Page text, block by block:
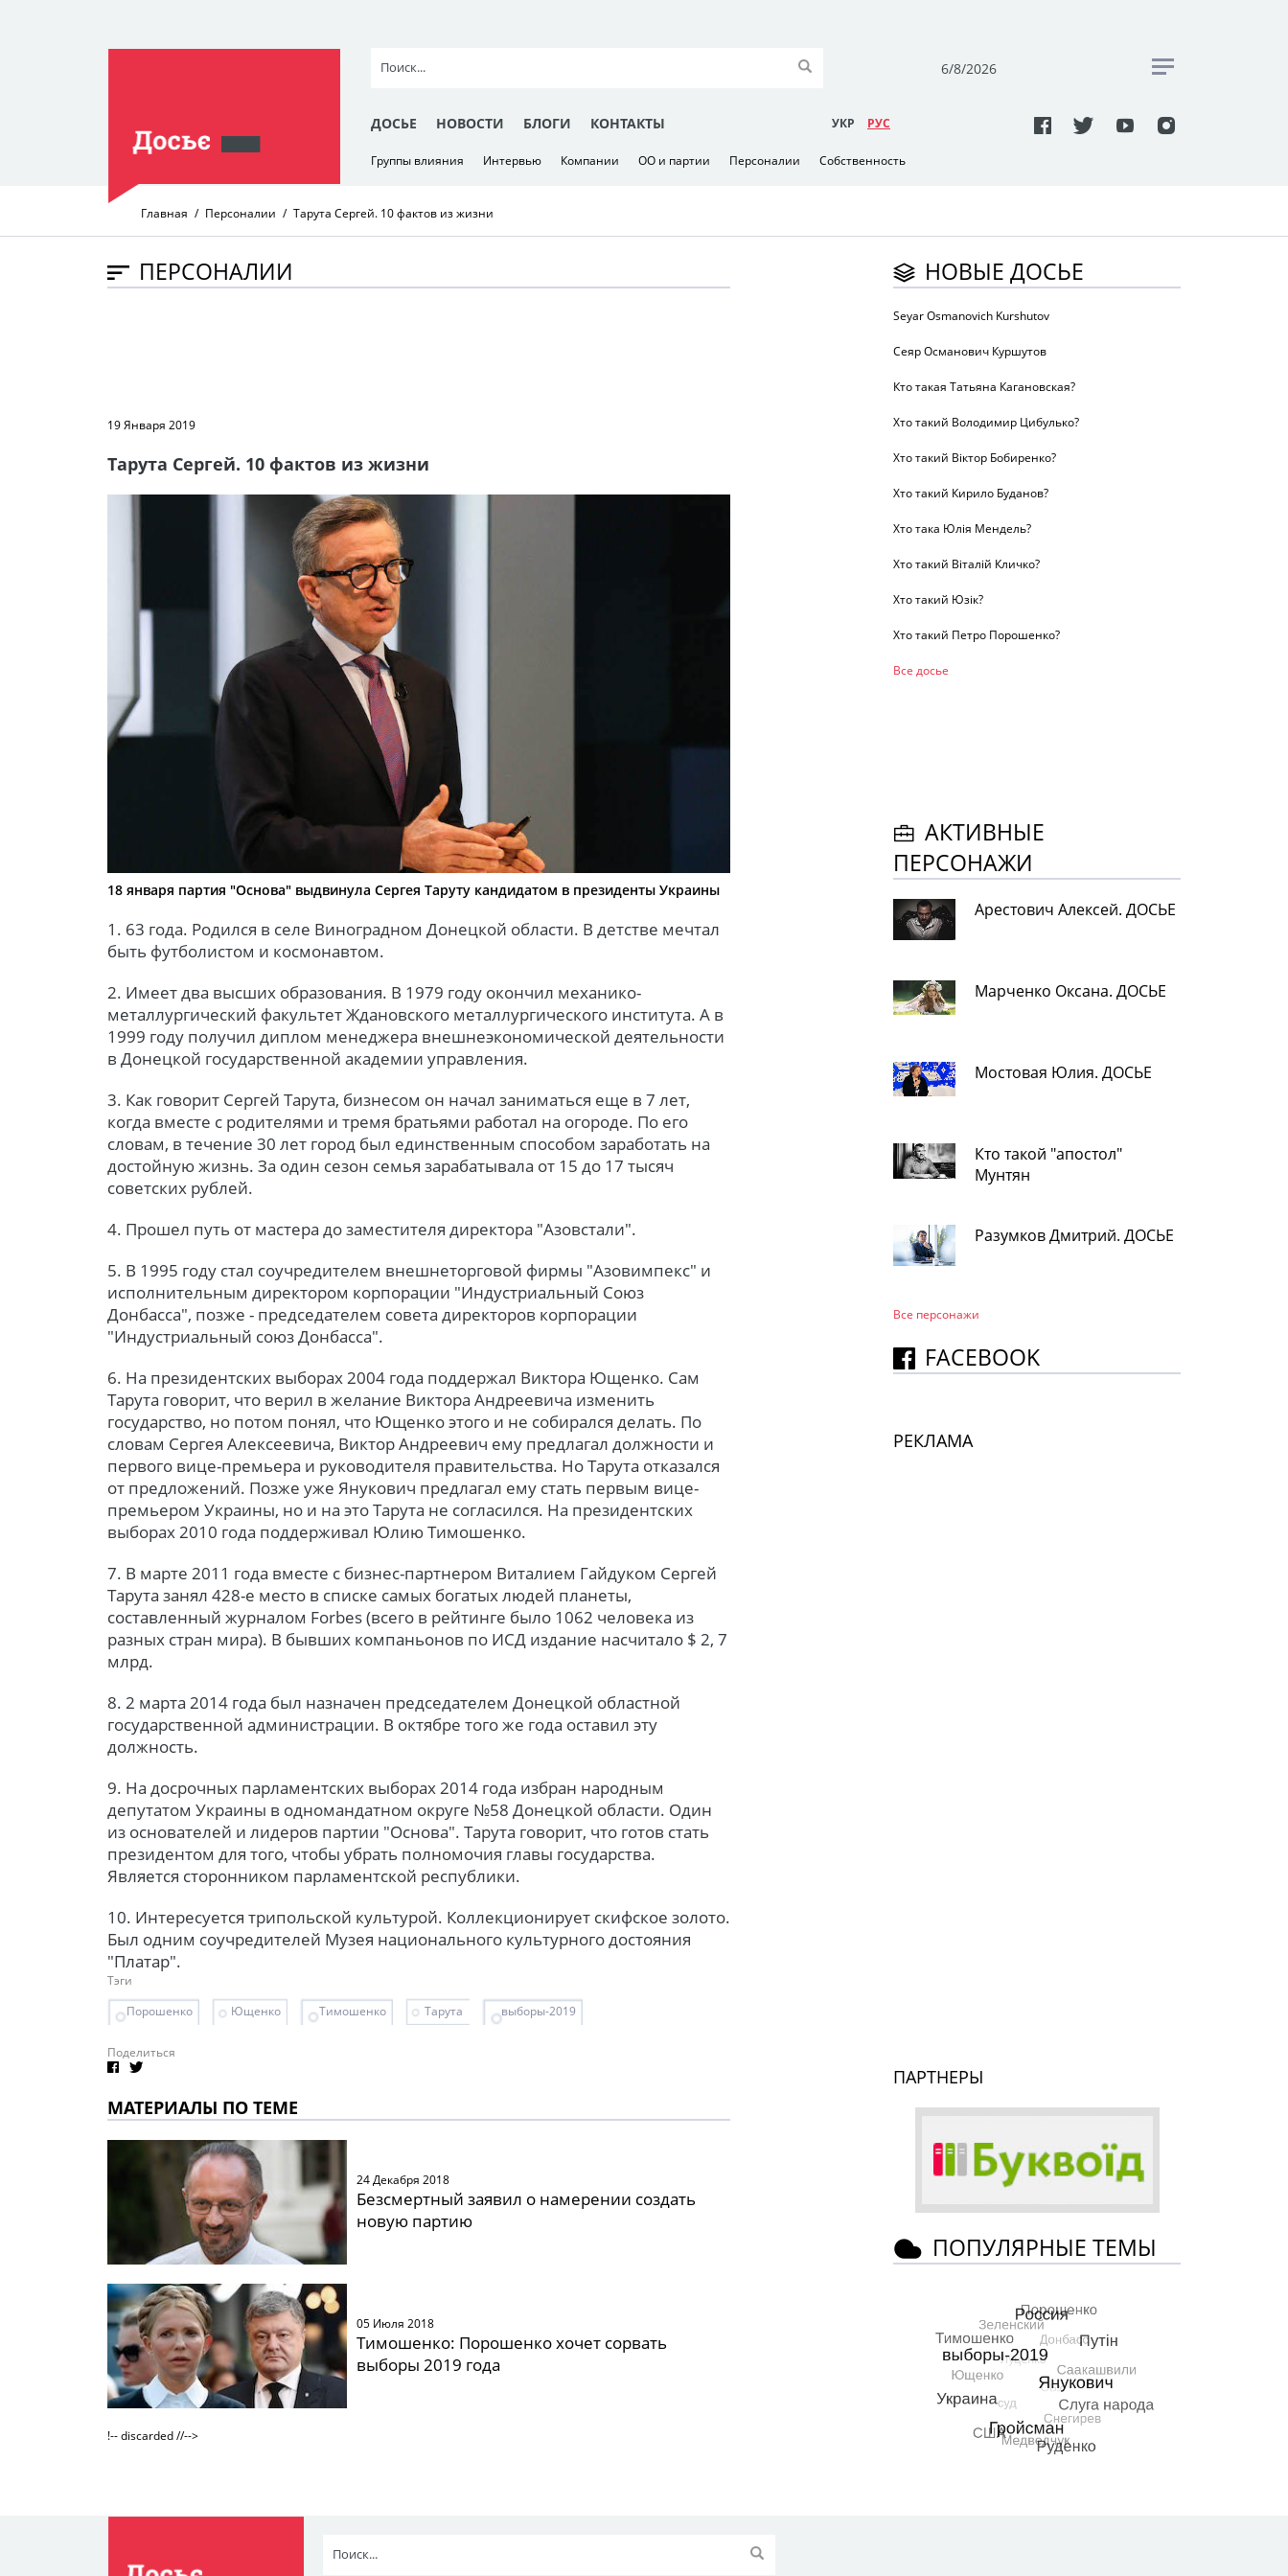
6/8/2026
ДОСЬЕ НОВОСТИ БЛОГИ КОНТАКТЫ УКР РУC
Группы влияния Интервью Компании ОО и партии Персоналии Собственность
Главная Персоналии Тарута Сергей. 10 фактов из жизни
ПЕРСОНАЛИИ
19 Января 2019
Тарута Сергей. 10 фактов из жизни
18 января партия "Основа" выдвинула Сергея Таруту кандидатом в президенты Украины
1. 63 года. Родился в селе Виноградном Донецкой области. В детстве мечтал
быть футболистом и космонавтом.
2. Имеет два высших образования. В 1979 году окончил механико-
металлургический факультет Ждановского металлургического института. А в
1999 году получил диплом менеджера внешнеэкономической деятельности
в Донецкой государственной академии управления.
3. Как говорит Сергей Тарута, бизнесом он начал заниматься еще в 7 лет,
когда вместе с родителями и тремя братьями работал на огороде. По его
словам, в течение 30 лет город был единственным способом заработать на
достойную жизнь. За один сезон семья зарабатывала от 15 до 17 тысяч
советских рублей.
4. Прошел путь от мастера до заместителя директора "Азовстали".
5. В 1995 году стал соучредителем внешнеторговой фирмы "Азовимпекс" и
исполнительным директором корпорации "Индустриальный Союз
Донбасса", позже - председателем совета директоров корпорации
"Индустриальный союз Донбасса".
6. На президентских выборах 2004 года поддержал Виктора Ющенко. Сам
Тарута говорит, что верил в желание Виктора Андреевича изменить
государство, но потом понял, что Ющенко этого и не собирался делать. По
словам Сергея Алексеевича, Виктор Андреевич ему предлагал должности и
первого вице-премьера и руководителя правительства. Но Тарута отказался
от предложений. Позже уже Янукович предлагал ему стать первым вице-
премьером Украины, но и на это Тарута не согласился. На президентских
выборах 2010 года поддерживал Юлию Тимошенко.
7. В марте 2011 года вместе с бизнес-партнером Виталием Гайдуком Сергей
Тарута занял 428-е место в списке самых богатых людей планеты,
составленный журналом Forbes (всего в рейтинге было 1062 человека из
разных стран мира). В бывших компаньонов по ИСД издание насчитало $ 2, 7
млрд.
8. 2 марта 2014 года был назначен председателем Донецкой областной
государственной администрации. В октябре того же года оставил эту
должность.
9. На досрочных парламентских выборах 2014 года избран народным
депутатом Украины в одномандатном округе №58 Донецкой области. Один
из основателей и лидеров партии "Основа". Тарута говорит, что готов стать
президентом для того, чтобы убрать полномочия главы государства.
Является сторонником парламентской республики.
10. Интересуется трипольской культурой. Коллекционирует скифское золото.
Был одним соучредителей Музея национального культурного достояния
"Платар".
Тэги
Порошенко
Ющенко Тимошенко Тарута выборы-2019
Поделиться
МАТЕРИАЛЫ ПО ТЕМЕ
24 Декабря 2018
Безсмертный заявил о намерении создать
новую партию
05 Июля 2018
Тимошенко: Порошенко хочет сорвать
выборы 2019 года
!-- discarded //-->
НОВЫЕ ДОСЬЕ
Seyar Osmanovich Kurshutov
Сеяр Османович Куршутов
Кто такая Татьяна Кагановская?
Хто такий Володимир Цибулько?
Хто такий Віктор Бобиренко?
Хто такий Кирило Буданов?
Хто така Юлія Мендель?
Хто такий Віталій Кличко?
Хто такий Юзік?
Хто такий Петро Порошенко?
Все досье
АКТИВНЫЕ
ПЕРСОНАЖИ
Арестович Алексей. ДОСЬЕ
Марченко Оксана. ДОСЬЕ
Мостовая Юлия. ДОСЬЕ
Кто такой "апостол"
Мунтян
Разумков Дмитрий. ДОСЬЕ
Все персонажи
FACEBOOK
РЕКЛАМА
ПАРТНЕРЫ
ПОПУЛЯРНЫЕ ТЕМЫ